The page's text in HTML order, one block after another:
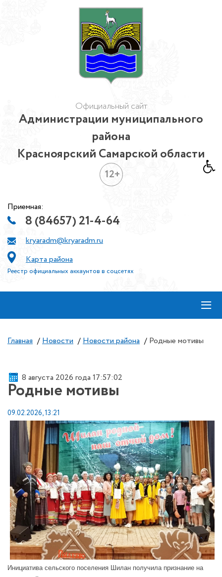
Официальный сайт
Администрации муниципального
района
Красноярский Самарской области
12+
Приемная:
8 (84657) 21-4-64
kryaradm@kryaradm.ru
Карта района
Реестр официальных аккаунтов в соцсетях
≡
Главная / Новости / Новости района / Родные мотивы
8 августа 2026 года 17:57:03
Родные мотивы
09.02.2026, 13:21
Инициатива сельского поселения Шилан получила признание на